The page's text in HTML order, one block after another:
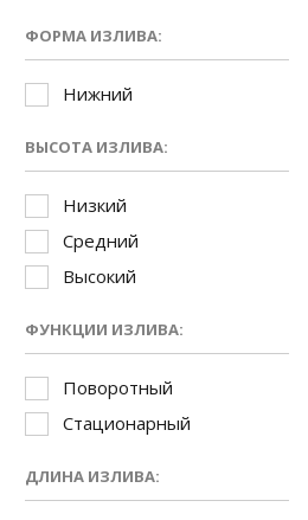
ФОРМА ИЗЛИВА:
Нижний
ВЫСОТА ИЗЛИВА:
Низкий
Средний
Высокий
ФУНКЦИИ ИЗЛИВА:
Поворотный
Стационарный
ДЛИНА ИЗЛИВА: